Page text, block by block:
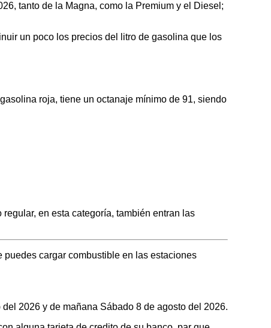
tanto de la Magna, como la Premium y el Diesel;
un poco los precios del litro de gasolina que los
roja, tiene un octanaje mínimo de 91, siendo
en esta categoría, también entran las
cargar combustible en las estaciones
2026 y de mañana Sábado 8 de agosto del 2026.